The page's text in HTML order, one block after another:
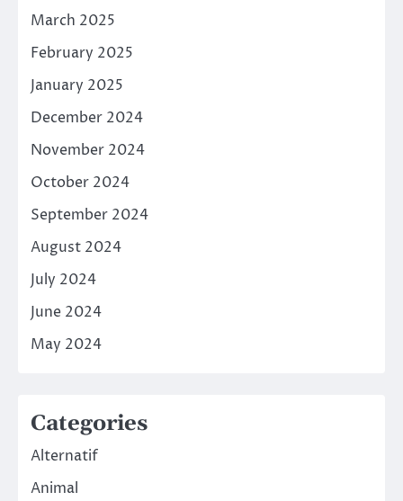
March 2025
February 2025
January 2025
December 2024
November 2024
October 2024
September 2024
August 2024
July 2024
June 2024
May 2024
Categories
Alternatif
Animal